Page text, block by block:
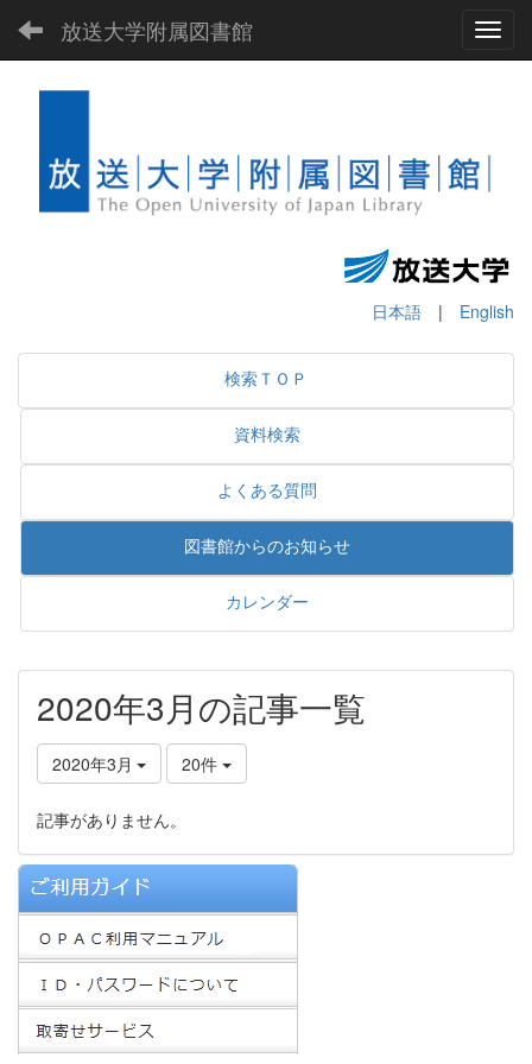
放送大学附属図書館
日本語 | English
検索ＴＯＰ
資料検索
よくある質問
図書館からのお知らせ
カレンダー
2020年3月の記事一覧
2020年3月 20件
記事がありません。